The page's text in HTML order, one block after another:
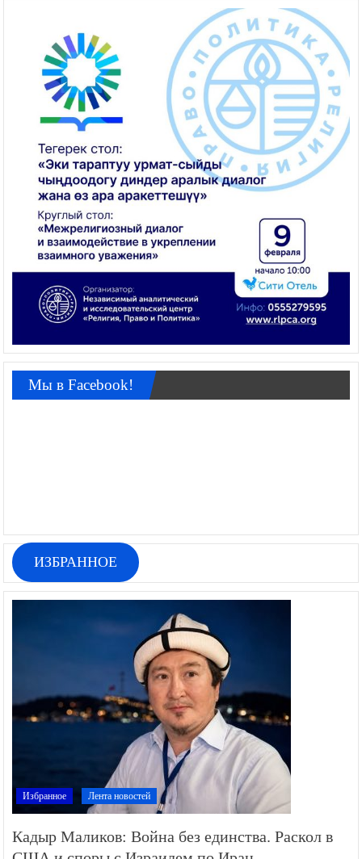
Мы в Facebook!
ИЗБРАННОЕ
Избранное Лента новостей
Кадыр Маликов: Война без единства. Раскол в